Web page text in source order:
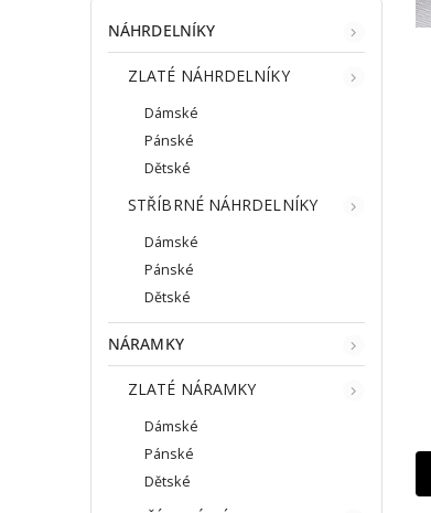
NÁHRDELNÍKY
ZLATÉ NÁHRDELNÍKY
Dámské
Pánské
Dětské
STŘÍBRNÉ NÁHRDELNÍKY
Dámské
Pánské
Dětské
NÁRAMKY
ZLATÉ NÁRAMKY
Dámské
Pánské
Dětské